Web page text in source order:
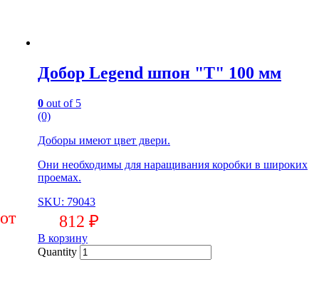
Добор Legend шпон "Т" 100 мм
0 out of 5
(0)
Доборы имеют цвет двери.
Они необходимы для наращивания коробки в широких
проемах.
SKU: 79043
812 ₽
В корзину
Quantity